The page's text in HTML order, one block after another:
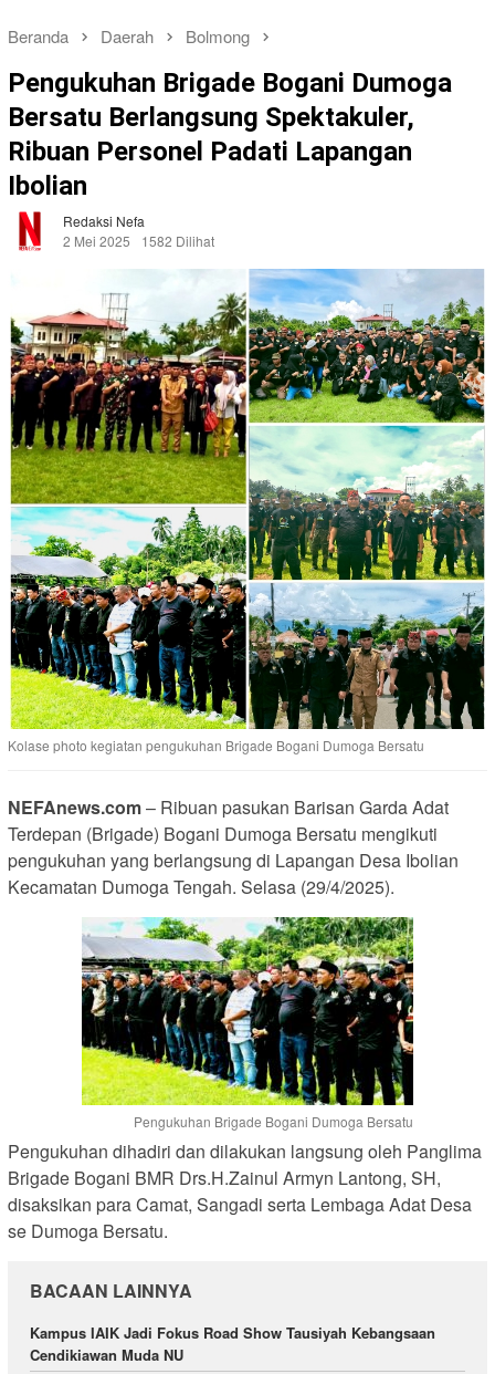
Beranda Daerah Bolmong
Pengukuhan Brigade Bogani Dumoga
Bersatu Berlangsung Spektakuler,
Ribuan Personel Padati Lapangan
Ibolian
Redaksi Nefa
2 Mei 2025
1582 Dilihat
Kolase photo kegiatan pengukuhan Brigade Bogani Dumoga Bersatu
NEFAnews.com– Ribuan pasukan Barisan Garda Adat
Terdepan (Brigade) Bogani Dumoga Bersatu mengikuti
pengukuhan yang berlangsung di Lapangan Desa Ibolian
Kecamatan Dumoga Tengah. Selasa (29/4/2025).
Pengukuhan Brigade Bogani Dumoga Bersatu
Pengukuhan dihadiri dan dilakukan langsung oleh Panglima
Brigade Bogani BMR Drs.H.Zainul Armyn Lantong, SH,
disaksikan para Camat, Sangadi serta Lembaga Adat Desa
se Dumoga Bersatu.
BACAAN LAINNYA
Kampus IAIK Jadi Fokus Road Show Tausiyah Kebangsaan
Cendikiawan Muda NU